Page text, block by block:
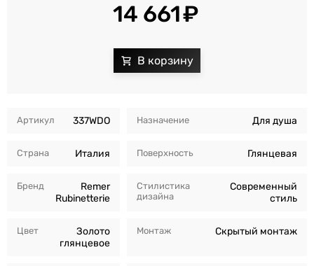
Артикул 337WDO
Страна Италия
Бренд
Remer
Rubinetterie
Цвет
Золото
глянцевое
Назначение Для душа
Поверхность Глянцевая
Стилистика
дизайна
Современный
стиль
Монтаж Скрытый монтаж
14 661